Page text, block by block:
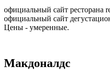
официальный сайт ресторана
официальный сайт
Цены - умеренные.
Макдоналдс